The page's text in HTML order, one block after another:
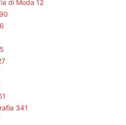
di Moda 12
341